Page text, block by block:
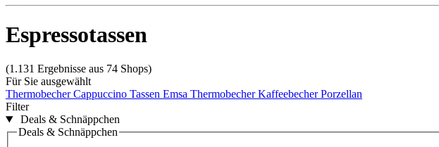
Espressotassen
(1.131 Ergebnisse aus 74 Shops)
Für Sie ausgewählt
ThermobecherCappuccino Tassen Emsa ThermobecherKaffeebecher Porzellan
Filter
Deals & Schnäppchen
Deals & Schnäppchen